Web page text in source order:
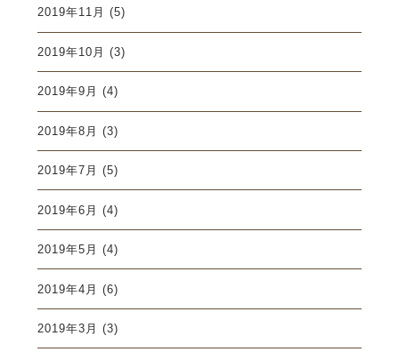
2019年11月 (5)
2019年10月 (3)
2019年9月 (4)
2019年8月 (3)
2019年7月 (5)
2019年6月 (4)
2019年5月 (4)
2019年4月 (6)
2019年3月 (3)